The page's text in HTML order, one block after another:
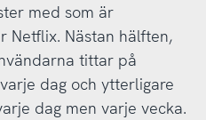
med som är
Netflix. Nästan hälften,
tittar på
dag och ytterligare
dag men varje vecka.